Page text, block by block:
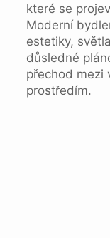
které se
Moderní
estetiky,
důsledné
přechod mezi
prostředím.